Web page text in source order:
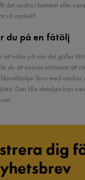
det andra i hemmet eller
så vacker?
du på en fåtölj
att välja på när det gäller
du ett enormt sortiment att
finns med vackra
Den lilla detaljen kan
dig